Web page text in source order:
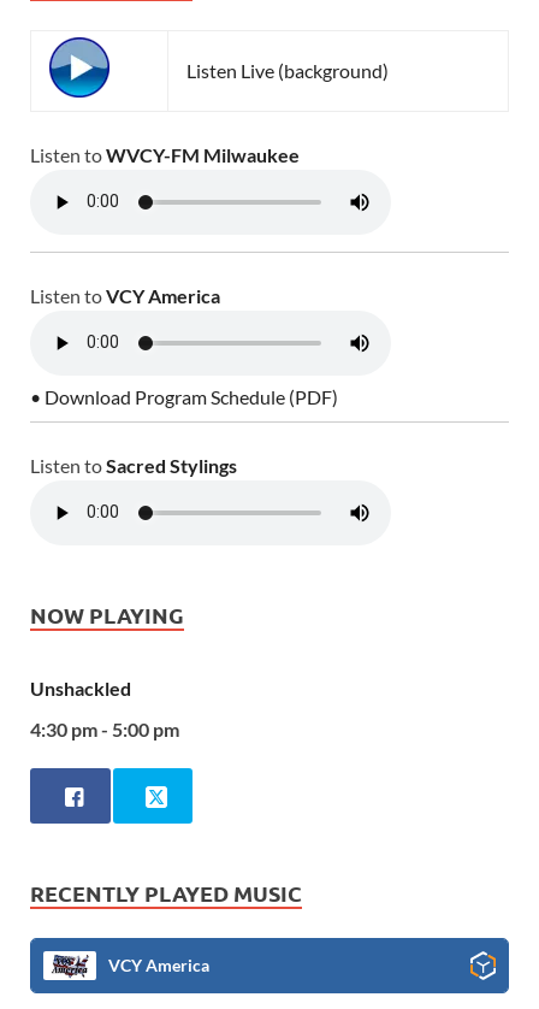
Listen Live (background)
Listen toWVCY-FM Milwaukee
Listen toVCY America
• Download Program Schedule (PDF)
Listen toSacred Stylings
NOW PLAYING
Unshackled
4:30 pm - 5:00 pm
RECENTLY PLAYED MUSIC
VCY America